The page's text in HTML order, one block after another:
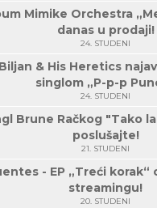
Mimike Orchestra
danas u prodaji!
24. STUDENI
& His Heretics
singlom „P-p-p
24. STUDENI
Brune Račkog "Tako
poslušajte!
21. STUDENI
- EP „Treći korak“
streamingu!
20. STUDENI